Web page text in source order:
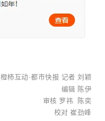
橙柿互动·都市快报 记者 刘颖
编辑 陈伊
审核 罗祎 陈奕
校对崔劲峰